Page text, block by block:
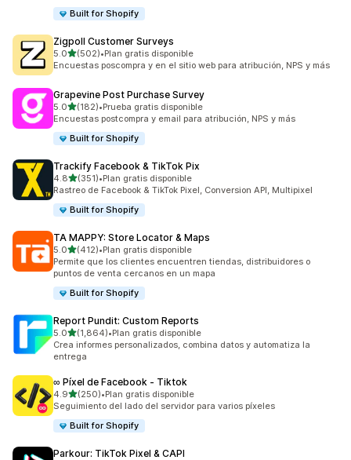
Built for Shopify
Zigpoll Customer Surveys
5.0de 5 estrellas
(502)
502 reseñas en total
•Plan gratis disponible
Encuestas poscompra y en el sitio web para atribución, NPS y más
Grapevine Post Purchase Survey
5.0de 5 estrellas
(182)
182 reseñas en total
•Prueba gratis disponible
Encuestas postcompra y email para atribución, NPS y más
Built for Shopify
Trackify Facebook & TikTok Pix
4.8de 5 estrellas
(351)
351 reseñas en total
•Plan gratis disponible
Rastreo de Facebook & TikTok Pixel, Conversion API, Multipixel
Built for Shopify
TA MAPPY: Store Locator & Maps
5.0de 5 estrellas
(412)
412 reseñas en total
•Plan gratis disponible
Permite que los clientes encuentren tiendas, distribuidores o
puntos de venta cercanos en un mapa
Built for Shopify
Report Pundit: Custom Reports
5.0de 5 estrellas
(1,864)
1864 reseñas en total
•Plan gratis disponible
Crea informes personalizados, combina datos y automatiza la
entrega
∞ Píxel de Facebook ‑ Tiktok
4.9de 5 estrellas
(250)
250 reseñas en total
•Plan gratis disponible
Seguimiento del lado del servidor para varios píxeles
Built for Shopify
Parkour: TikTok Pixel & CAPI